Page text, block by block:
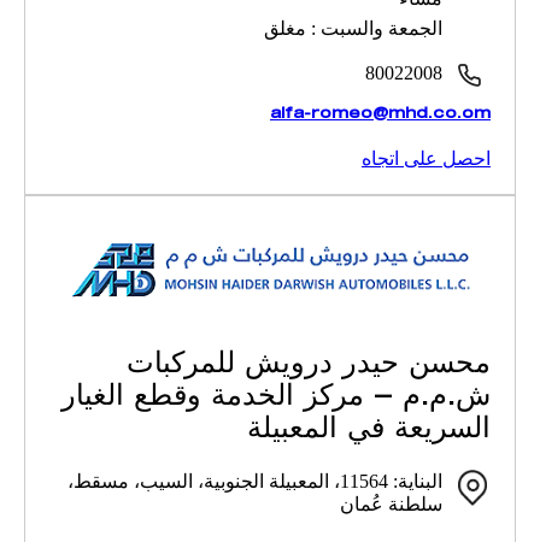
الجمعة والسبت : مغلق
80022008
alfa-romeo@mhd.co.om
احصل على اتجاه
محسن حيدر درويش للمركبات
ش.م.م – مركز الخدمة وقطع الغيار
السريعة في المعبيلة
البناية: 11564، المعبيلة الجنوبية، السيب، مسقط،
سلطنة عُمان